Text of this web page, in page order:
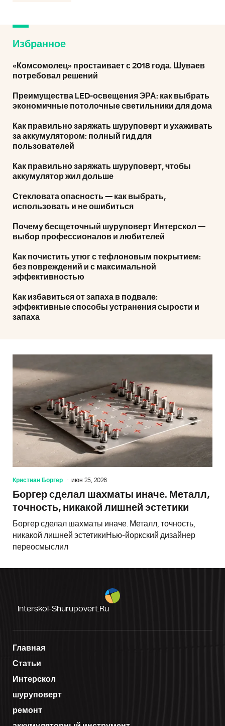
Избранное
«Комсомолец» простаивает с 2018 года. Шуваев
потребовал решений
Преимущества LED-освещения ЭРА: как выбрать
экономичные потолочные светильники для дома
Как правильно заряжать шуруповерт и ухаживать
за аккумулятором: полный гид для
пользователей
Как правильно заряжать шуруповерт, чтобы
аккумулятор жил дольше
Стекловата опасность — как выбрать,
использовать и не ошибиться
Почему бесщеточный шуруповерт Интерскол —
выбор профессионалов и любителей
Как почистить утюг с тефлоновым покрытием:
без повреждений и с максимальной
эффективностью
Как избавиться от запаха в подвале:
эффективные способы устранения сырости и
запаха
Кристиан Боргер июн 25, 2026
Боргер сделал шахматы иначе. Металл,
точность, никакой лишней эстетики
Боргер сделал шахматы иначе. Металл, точность,
никакой лишней эстетикиНью-йоркский дизайнер
переосмыслил
Interskol-Shurupovert.ru
Главная
Статьи
Интерскол
шуруповерт
ремонт